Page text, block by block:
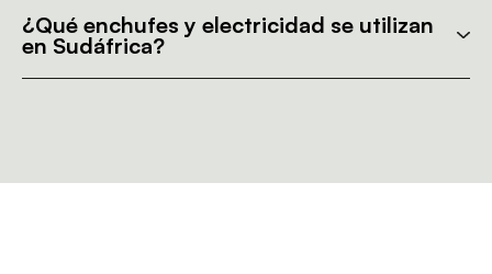
¿Qué enchufes y electricidad se utilizan
en Sudáfrica?